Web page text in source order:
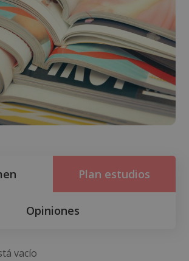
Plan estudios
Opiniones
vacío